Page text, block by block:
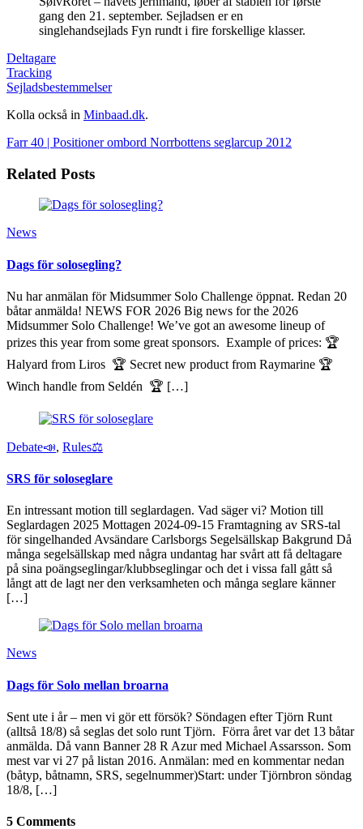
gang den 21. september. Sejladsen er en
singlehandsejlads Fyn rundt i fire forskellige klasser.
Deltagare
Tracking
Sejladsbestemmelser
Kolla också in Minbaad.dk.
Farr 40 | Positioner ombord Norrbottens seglarcup 2012
Related Posts
News
Dags för solosegling?
Nu har anmälan för Midsummer Solo Challenge öppnat. Redan 20
båtar anmälda! NEWS FOR 2026 Big news for the 2026
Midsummer Solo Challenge! We’ve got an awesome lineup of
prizes this year from some great sponsors. Example of prices: 🏆
Halyard from Liros 🏆 Secret new product from Raymarine 🏆
Winch handle from Seldén 🏆 […]
Debate📣, Rules⚖️
SRS för soloseglare
En intressant motion till seglardagen. Vad säger vi? Motion till
Seglardagen 2025 Mottagen 2024-09-15 Framtagning av SRS-tal
för singelhanded Avsändare Carlsborgs Segelsällskap Bakgrund Då
många segelsällskap med några undantag har svårt att få deltagare
på sina poängseglingar/klubbseglingar och det i vissa fall gått så
långt att de lagt ner den verksamheten och många seglare känner
[…]
News
Dags för Solo mellan broarna
Sent ute i år – men vi gör ett försök? Söndagen efter Tjörn Runt
(alltså 18/8) så seglas det solo runt Tjörn. Förra året var det 13 båtar
anmälda. Då vann Banner 28 R Azur med Michael Assarsson. Som
mest var vi 27 på listan 2016. Anmälan: med en kommentar nedan
(båtyp, båtnamn, SRS, segelnummer)Start: under Tjörnbron söndag
18/8, […]
5 Comments